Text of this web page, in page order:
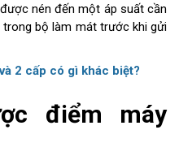
nén đến một áp suất cần
bộ làm mát trước khi gửi
2 cấp có gì khác biệt?
điểm máy